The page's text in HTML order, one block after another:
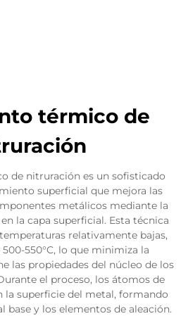
térmico de
de nitruración es un sofisticado
superficial que mejora las
metálicos mediante la
la capa superficial. Esta técnica
relativamente bajas,
550°C, lo que minimiza la
las propiedades del núcleo de los
el proceso, los átomos de
la superficie del metal, formando
base y los elementos de aleación.